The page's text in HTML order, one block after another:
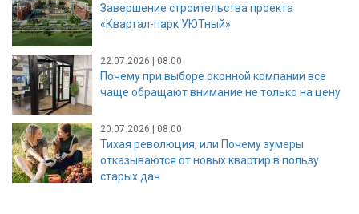
Завершение строительства проекта
«Квартал-парк УЮТный»
22.07.2026 | 08:00
Почему при выборе оконной компании все
чаще обращают внимание не только на цену
20.07.2026 | 08:00
Тихая революция, или Почему зумеры
отказываются от новых квартир в пользу
старых дач